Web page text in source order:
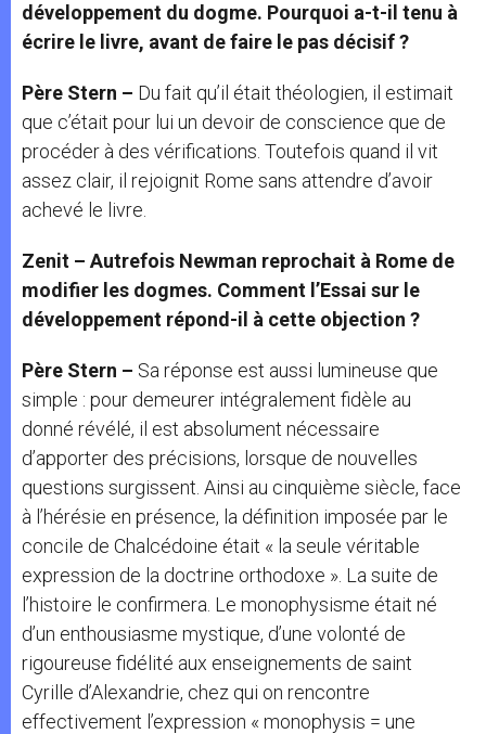
développement du dogme. Pourquoi a-t-il tenu à
écrire le livre, avant de faire le pas décisif ?
Père Stern – Du fait qu’il était théologien, il estimait
que c’était pour lui un devoir de conscience que de
procéder à des vérifications. Toutefois quand il vit
assez clair, il rejoignit Rome sans attendre d’avoir
achevé le livre.
Zenit – Autrefois Newman reprochait à Rome de
modifier les dogmes. Comment l’Essai sur le
développement répond-il à cette objection ?
Père Stern – Sa réponse est aussi lumineuse que
simple : pour demeurer intégralement fidèle au
donné révélé, il est absolument nécessaire
d’apporter des précisions, lorsque de nouvelles
questions surgissent. Ainsi au cinquième siècle, face
à l’hérésie en présence, la définition imposée par le
concile de Chalcédoine était « la seule véritable
expression de la doctrine orthodoxe ». La suite de
l’histoire le confirmera. Le monophysisme était né
d’un enthousiasme mystique, d’une volonté de
rigoureuse fidélité aux enseignements de saint
Cyrille d’Alexandrie, chez qui on rencontre
effectivement l’expression « monophysis = une